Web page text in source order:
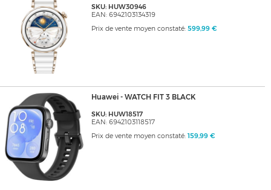
SKU: HUW30946
EAN: 6942103134319
Prix de vente moyen constaté: 599,99 €
Huawei - WATCH FIT 3 BLACK
SKU: HUW18517
EAN: 6942103118517
Prix de vente moyen constaté: 159,99 €